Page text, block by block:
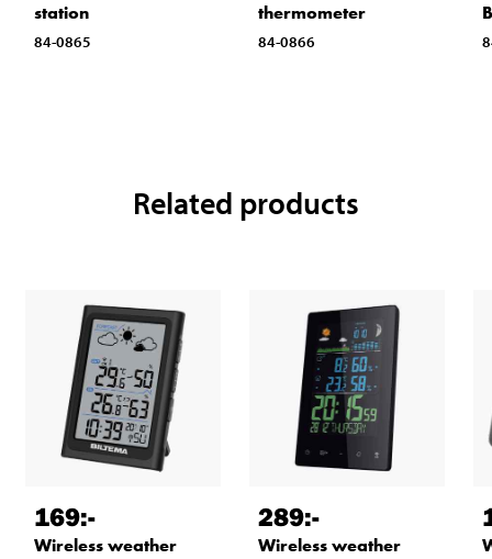
station
84-0865
thermometer
84-0866
Related products
169:-
Wireless weather
289:-
Wireless weather